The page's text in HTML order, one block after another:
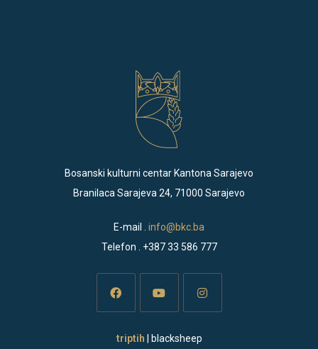
Bosanski kulturni centar Kantona Sarajevo
Branilaca Sarajeva 24, 71000 Sarajevo
E-mail . info@bkc.ba
Telefon . +387 33 586 777
in
in
triptih | blacksheep